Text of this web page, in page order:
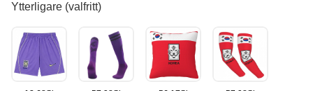
Ytterligare (valfritt)